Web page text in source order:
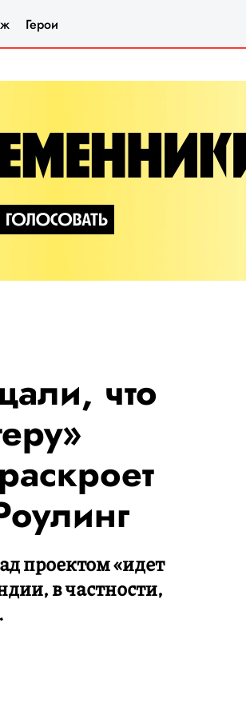
Герои
что
проектом «идет
в частности,